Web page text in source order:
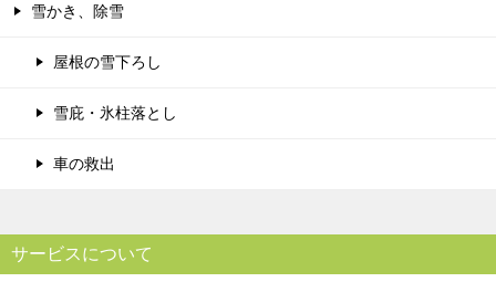
雪かき、除雪
屋根の雪下ろし
雪庇・氷柱落とし
車の救出
サービスについて